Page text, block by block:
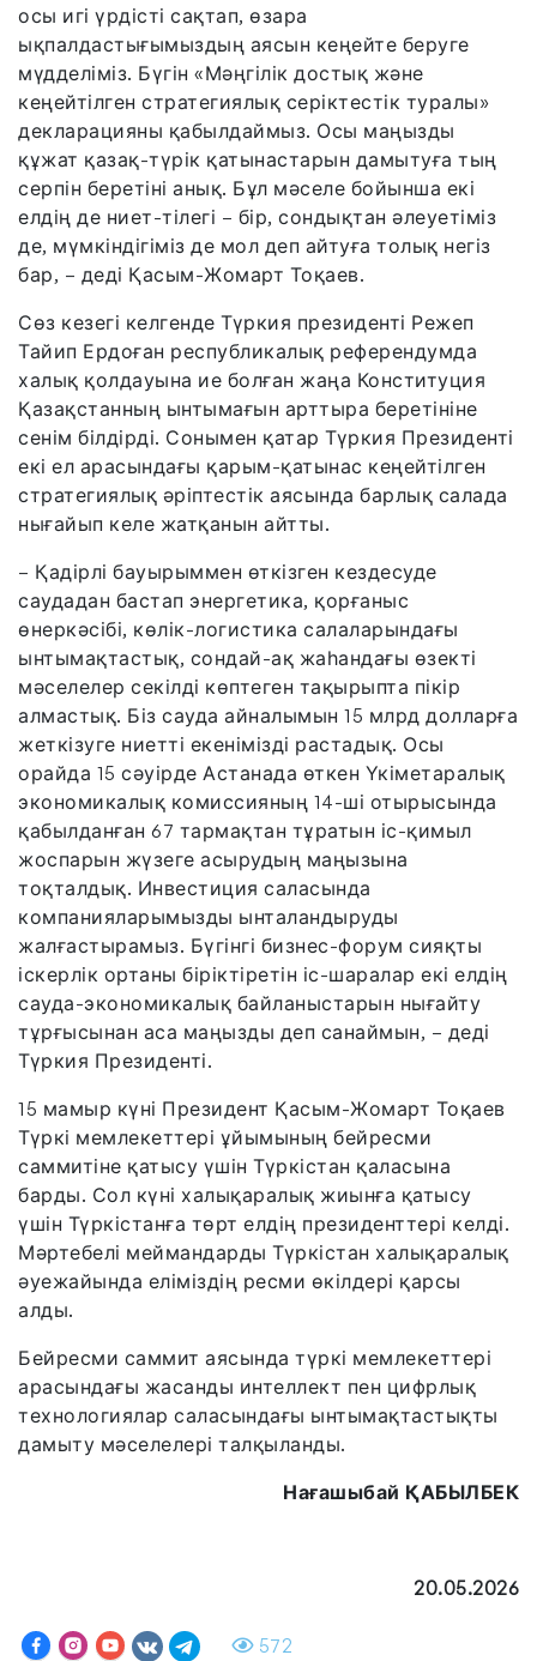
осы игі үрдісті сақтап, өзара
ықпалдастығымыздың аясын кеңейте беруге
мүдделіміз. Бүгін «Мәңгілік достық және
кеңейтілген стратегиялық серіктестік туралы»
декларацияны қабылдаймыз. Осы маңызды
құжат қазақ-түрік қатынастарын дамытуға тың
серпін беретіні анық. Бұл мәселе бойынша екі
елдің де ниет-тілегі – бір, сондықтан әлеуетіміз
де, мүмкіндігіміз де мол деп айтуға толық негіз
бар, – деді Қасым-Жомарт Тоқаев.
Сөз кезегі келгенде Түркия президенті Режеп
Тайип Ердоған республикалық референдумда
халық қолдауына ие болған жаңа Конституция
Қазақстанның ынтымағын арттыра беретініне
сенім білдірді. Сонымен қатар Түркия Президенті
екі ел арасындағы қарым-қатынас кеңейтілген
стратегиялық әріптестік аясында барлық салада
нығайып келе жатқанын айтты.
– Қадірлі бауырыммен өткізген кездесуде
саудадан бастап энергетика, қорғаныс
өнеркәсібі, көлік-логистика салаларындағы
ынтымақтастық, сондай-ақ жаһандағы өзекті
мәселелер секілді көптеген тақырыпта пікір
алмастық. Біз сауда айналымын 15 млрд долларға
жеткізуге ниетті екенімізді растадық. Осы
орайда 15 сәуірде Астанада өткен Үкіметаралық
экономикалық комиссияның 14-ші отырысында
қабылданған 67 тармақтан тұратын іс-қимыл
жоспарын жүзеге асырудың маңызына
тоқталдық. Инвестиция саласында
компанияларымызды ынталандыруды
жалғастырамыз. Бүгінгі бизнес-форум сияқты
іскерлік ортаны біріктіретін іс-шаралар екі елдің
сауда-экономикалық байланыстарын нығайту
тұрғысынан аса маңызды деп санаймын, – деді
Түркия Президенті.
15 мамыр күні Президент Қасым-Жомарт Тоқаев
Түркі мемлекеттері ұйымының бейресми
саммитіне қатысу үшін Түркістан қаласына
барды. Сол күні халықаралық жиынға қатысу
үшін Түркістанға төрт елдің президенттері келді.
Мәртебелі меймандарды Түркістан халықаралық
әуежайында еліміздің ресми өкілдері қарсы
алды.
Бейресми саммит аясында түркі мемлекеттері
арасындағы жасанды интеллект пен цифрлық
технологиялар саласындағы ынтымақтастықты
дамыту мәселелері талқыланды.
Нағашыбай ҚАБЫЛБЕК
20.05.2026
572